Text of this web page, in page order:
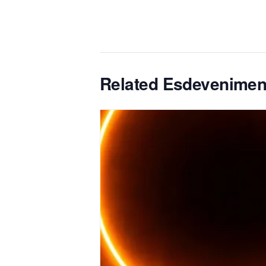
Related